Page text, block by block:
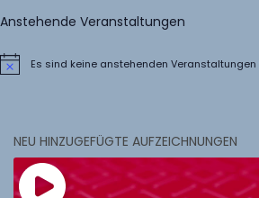
Anstehende Veranstaltungen
HinweisEs sind keine anstehenden Veranstaltungen
NEU HINZUGEFÜGTE AUFZEICHNUNGEN